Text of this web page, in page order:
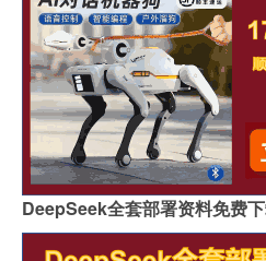
DeepSeek全套部署资料免费